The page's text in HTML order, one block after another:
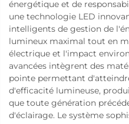
énergétique et de
une technologie LED
intelligents de gestion de
lumineux maximal tout en
électrique et l'impact
avancées intègrent des
pointe permettant
d'efficacité lumineuse,
que toute génération
d'éclairage. Le système